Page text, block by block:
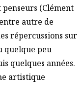
penseurs (Clément
autre de
répercussions sur
quelque peu
quelques années.
artistique